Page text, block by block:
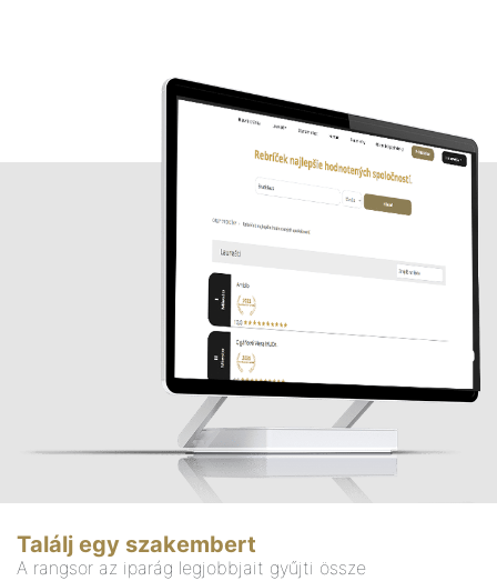
Találj egy szakembert
A rangsor az iparág legjobbjait gyűjti össze